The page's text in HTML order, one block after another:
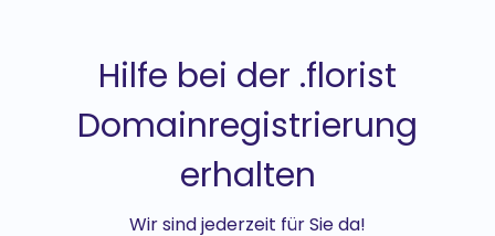
Hilfe bei der .florist
Domainregistrierung
erhalten
Wir sind jederzeit für Sie da!